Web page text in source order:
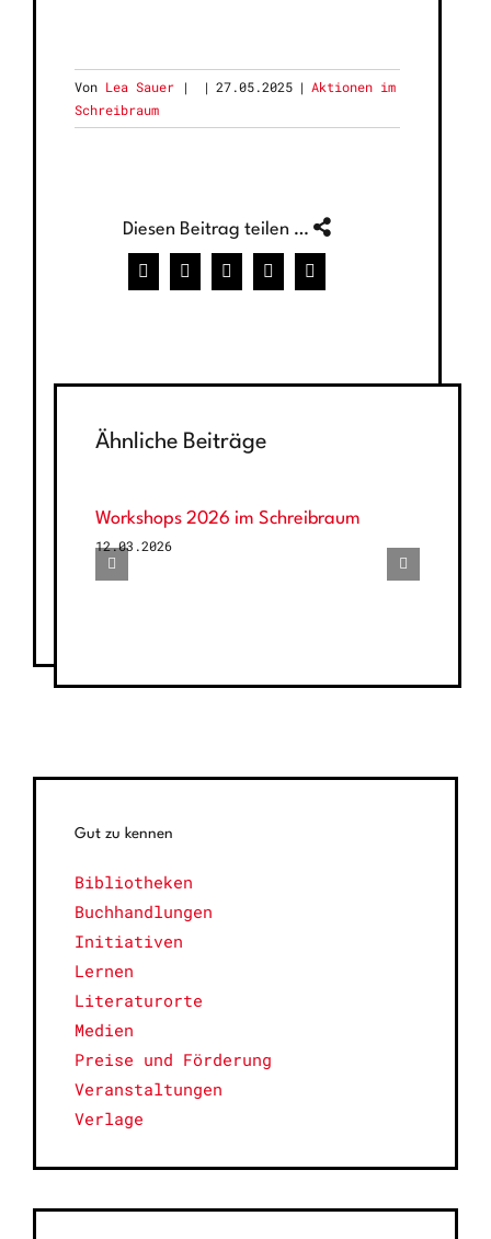
Von Lea Sauer | 27.05.2025 | Aktionen im
Schreibraum
Diesen Beitrag teilen …
Facebook
X WhatsAppPinterest
E-
Mail
Ähnliche Beiträge
Workshops 2026 im Schreibraum
12.03.2026
Gut zu kennen
Bibliotheken
Buchhandlungen
Initiativen
Lernen
Literaturorte
Medien
Preise und Förderung
Veranstaltungen
Verlage